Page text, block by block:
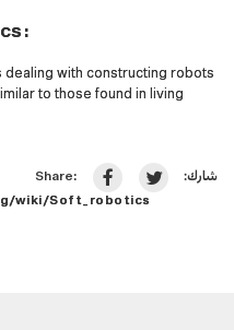
with constructing robots
to those found in living
wiki/Soft_robotics
Share: شارك: